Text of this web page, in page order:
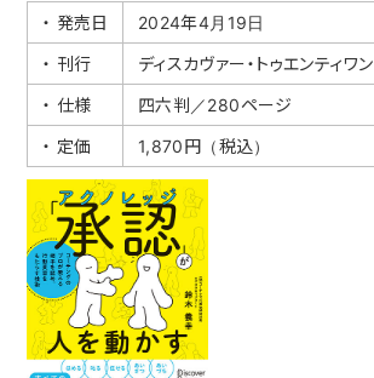
・ 発売日
2024年4月19日
・ 刊行
ディスカヴァー・トゥエンティワン
・ 仕様
四六判／280ページ
・ 定価
1,870円（税込）